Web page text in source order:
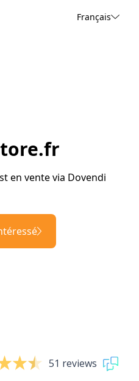
Français
en vente via Dovendi
51 reviews